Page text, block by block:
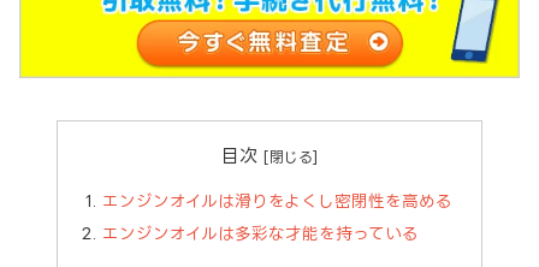
目次
エンジンオイルは滑りをよくし密閉性を高める
エンジンオイルは多彩な才能を持っている